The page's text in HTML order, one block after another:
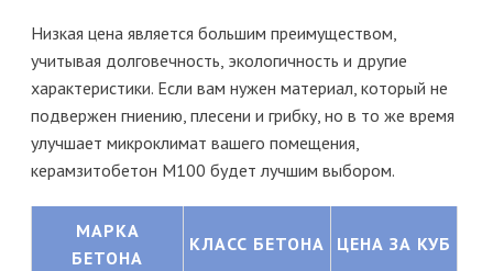
Низкая цена является большим преимуществом,
учитывая долговечность, экологичность и другие
характеристики. Если вам нужен материал, который не
подвержен гниению, плесени и грибку, но в то же время
улучшает микроклимат вашего помещения,
керамзитобетон М100 будет лучшим выбором.
МАРКА
БЕТОНА
КЛАСС БЕТОНА ЦЕНА ЗА КУБ